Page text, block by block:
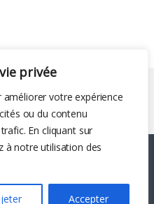
privée
votre expérience
ou du contenu
En cliquant sur
à notre utilisation des
Accepter